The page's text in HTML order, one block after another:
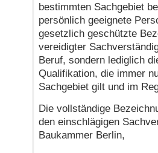
bestimmten Sachgebiet
persönlich geeignete
gesetzlich geschützte
vereidigter
Beruf, sondern lediglich
Qualifikation, die immer
Sachgebiet gilt und im
Die vollständige
den einschlägigen
Baukammer Berlin,